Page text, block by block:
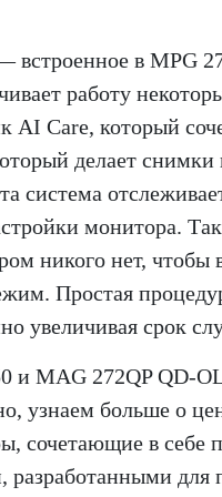
в MPG
работу
AI Care, который
делает
система
монитора.
никого нет,
Простая
увеличивая срок
и MAG 272QP QD-
узнаем больше о
сочетающие в себе
для